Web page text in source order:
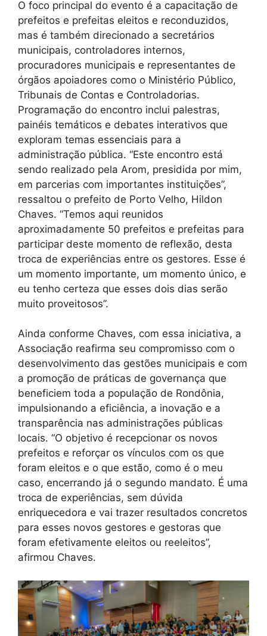
O foco principal do evento é a capacitação de
prefeitos e prefeitas eleitos e reconduzidos,
mas é também direcionado a secretários
municipais, controladores internos,
procuradores municipais e representantes de
órgãos apoiadores como o Ministério Público,
Tribunais de Contas e Controladorias.
Programação do encontro inclui palestras,
painéis temáticos e debates interativos que
exploram temas essenciais para a
administração pública. “Este encontro está
sendo realizado pela Arom, presidida por mim,
em parcerias com importantes instituições”,
ressaltou o prefeito de Porto Velho, Hildon
Chaves. “Temos aqui reunidos
aproximadamente 50 prefeitos e prefeitas para
participar deste momento de reflexão, desta
troca de experiências entre os gestores. Esse é
um momento importante, um momento único, e
eu tenho certeza que esses dois dias serão
muito proveitosos”.
Ainda conforme Chaves, com essa iniciativa, a
Associação reafirma seu compromisso com o
desenvolvimento das gestões municipais e com
a promoção de práticas de governança que
beneficiem toda a população de Rondônia,
impulsionando a eficiência, a inovação e a
transparência nas administrações públicas
locais. “O objetivo é recepcionar os novos
prefeitos e reforçar os vínculos com os que
foram eleitos e o que estão, como é o meu
caso, encerrando já o segundo mandato. É uma
troca de experiências, sem dúvida
enriquecedora e vai trazer resultados concretos
para esses novos gestores e gestoras que
foram efetivamente eleitos ou reeleitos”,
afirmou Chaves.